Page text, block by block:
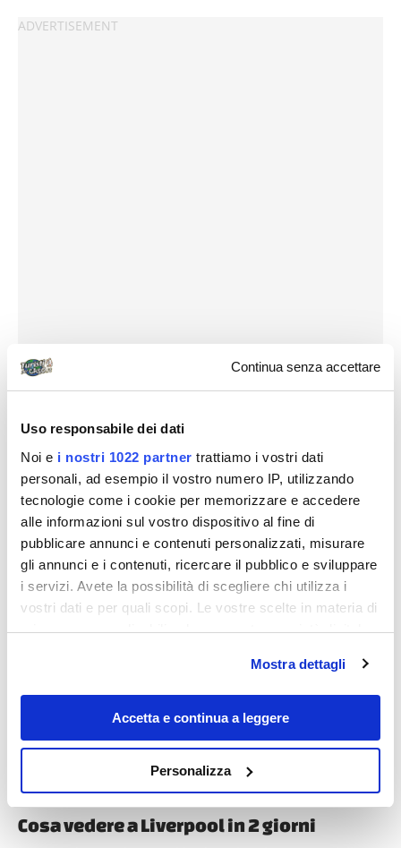
Continua senza accettare
Uso responsabile dei dati
Noi e i nostri 1022 partner trattiamo i vostri dati
personali, ad esempio il vostro numero IP, utilizzando
tecnologie come i cookie per memorizzare e accedere
alle informazioni sul vostro dispositivo al fine di
pubblicare annunci e contenuti personalizzati, misurare
gli annunci e i contenuti, ricercare il pubblico e sviluppare
i servizi. Avete la possibilità di scegliere chi utilizza i
vostri dati e per quali scopi. Le vostre scelte in materia di
privacy sono applicabili solo su questa proprietà digitale
modificare o revocare il proprio consenso in qualsiasi
momento dalla Dichiarazione sui cookie o facendo clic
sull'icona di attivazione della privacy.
raccogliere informazioni sulla tua posizione
geografica, con un'approssimazione di qualche
metro,
Mostra dettagli
Accetta e continua a leggere
Personalizza
Destinazioni
Cosa vedere a Liverpool in 2 giorni